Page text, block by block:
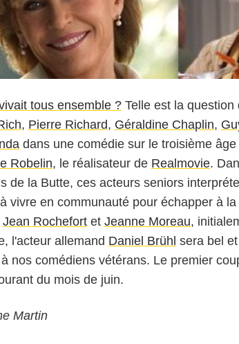
tous ensemble ? Telle est la
, Pierre Richard, Géraldine Chaplin,
dans une comédie sur le troisième
Robelin, le réalisateur de Realmovie.
de la Butte, ces acteurs seniors
vivre en communauté pour échapper à
Jean Rochefort et Jeanne Moreau,
l'acteur allemand Daniel Brühl sera bel
nos comédiens vétérans. Le premier
du mois de juin.
Martin